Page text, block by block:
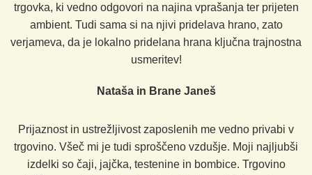
trgovka, ki vedno odgovori na najina vprašanja ter prijeten
ambient. Tudi sama si na njivi pridelava hrano, zato
verjameva, da je lokalno pridelana hrana ključna trajnostna
usmeritev!
Nataša in Brane Janeš
Prijaznost in ustrežljivost zaposlenih me vedno privabi v
trgovino. Všeč mi je tudi sproščeno vzdušje. Moji najljubši
izdelki so čaji, jajčka, testenine in bombice. Trgovino